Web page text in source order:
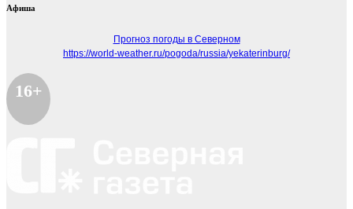
Афиша
Прогноз погоды в Северном
https://world-weather.ru/pogoda/russia/yekaterinburg/
16+